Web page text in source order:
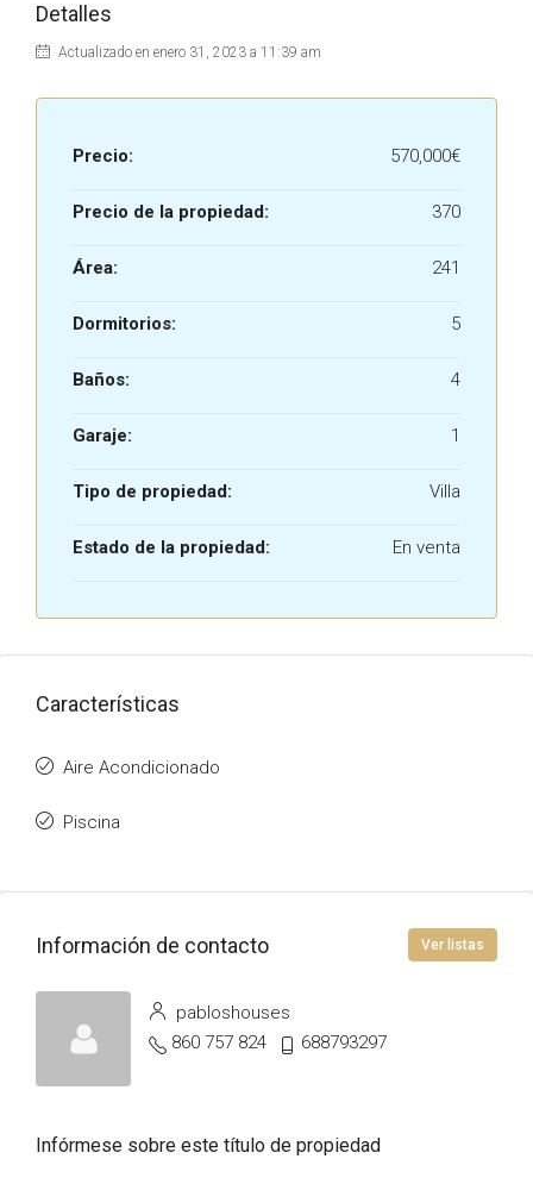
Detalles
Actualizado en enero 31, 2023 a 11:39 am
Precio: 570,000€
Precio de la propiedad: 370
Área: 241
Dormitorios: 5
Baños: 4
Garaje: 1
Tipo de propiedad: Villa
Estado de la propiedad: En venta
Características
Aire Acondicionado
Piscina
Información de contacto Ver listas
pabloshouses
860 757 824
688793297
Infórmese sobre este título de propiedad